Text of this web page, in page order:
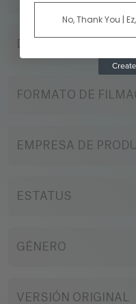
FORMATO DE
EMPRESA DE
ESTATUS
GÉNERO
VERSIÓN ORIGINAL
No, Thank You |